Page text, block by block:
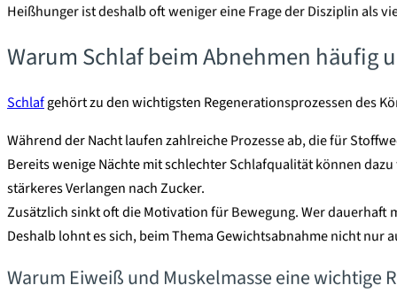
Heißhunger ist deshalb oft weniger eine Frage der Disziplin als
Warum Schlaf beim Abnehmen häufig
Schlafgehört zu den wichtigsten Regenerationsprozessen des
Während der Nacht laufen zahlreiche Prozesse ab, die für
Bereits wenige Nächte mit schlechter Schlafqualität können
stärkeres Verlangen nach Zucker.
Zusätzlich sinkt oft die Motivation für Bewegung. Wer dauerhaft
Deshalb lohnt es sich, beim Thema Gewichtsabnahme nicht nur
Warum Eiweiß und Muskelmasse eine wichtige